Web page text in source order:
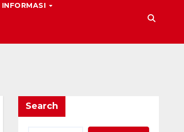
INFORMASI
Search